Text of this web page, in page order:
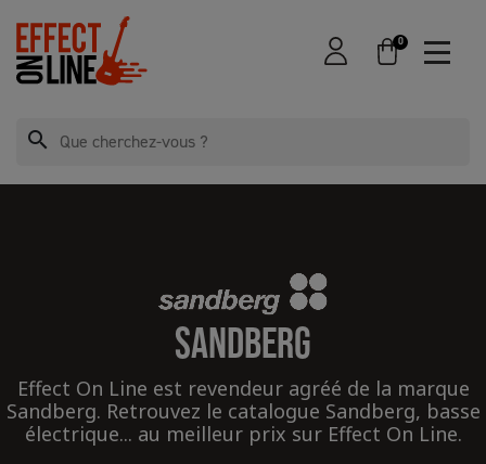
0
search
SANDBERG
Effect On Line est revendeur agréé de la marque
Sandberg. Retrouvez le catalogue Sandberg, basse
électrique... au meilleur prix sur Effect On Line.